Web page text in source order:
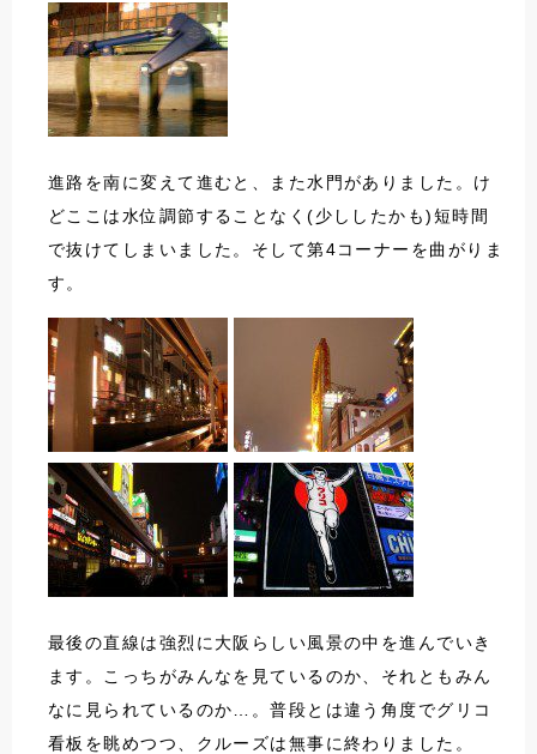
進路を南に変えて進むと、また水門がありました。け
どここは水位調節することなく(少ししたかも)短時間
で抜けてしまいました。そして第4コーナーを曲がりま
す。
最後の直線は強烈に大阪らしい風景の中を進んでいき
ます。こっちがみんなを見ているのか、それともみん
なに見られているのか…。普段とは違う角度でグリコ
看板を眺めつつ、クルーズは無事に終わりました。